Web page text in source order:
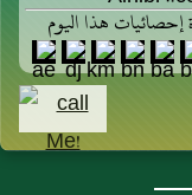
هذا اليوم